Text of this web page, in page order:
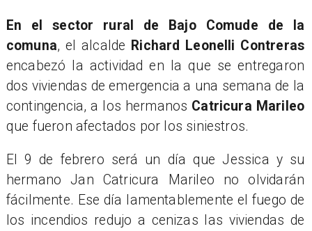
En el sector rural de Bajo Comude de la
comuna, el alcalde Richard Leonelli Contreras
encabezó la actividad en la que se entregaron
dos viviendas de emergencia a una semana de la
contingencia, a los hermanos Catricura Marileo
que fueron afectados por los siniestros.
El 9 de febrero será un día que Jessica y su
hermano Jan Catricura Marileo no olvidarán
fácilmente. Ese día lamentablemente el fuego de
los incendios redujo a cenizas las viviendas de